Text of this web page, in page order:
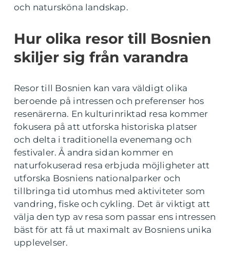
och natursköna landskap.
Hur olika resor till Bosnien
skiljer sig från varandra
Resor till Bosnien kan vara väldigt olika
beroende på intressen och preferenser hos
resenärerna. En kulturinriktad resa kommer
fokusera på att utforska historiska platser
och delta i traditionella evenemang och
festivaler. Å andra sidan kommer en
naturfokuserad resa erbjuda möjligheter att
utforska Bosniens nationalparker och
tillbringa tid utomhus med aktiviteter som
vandring, fiske och cykling. Det är viktigt att
välja den typ av resa som passar ens intressen
bäst för att få ut maximalt av Bosniens unika
upplevelser.